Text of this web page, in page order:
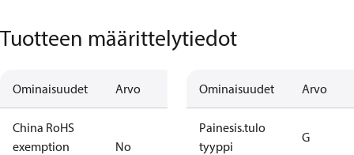
Tuotteen määrittelytiedot
Ominaisuudet Arvo
China RoHS
exemption
No
Ominaisuudet Arvo
Painesis.tulo
tyyppi
G